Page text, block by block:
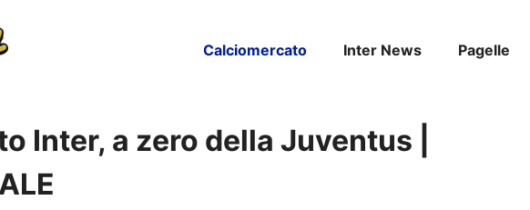
Calciomercato Inter News Pagelle
Inter, a zero della Juventus |